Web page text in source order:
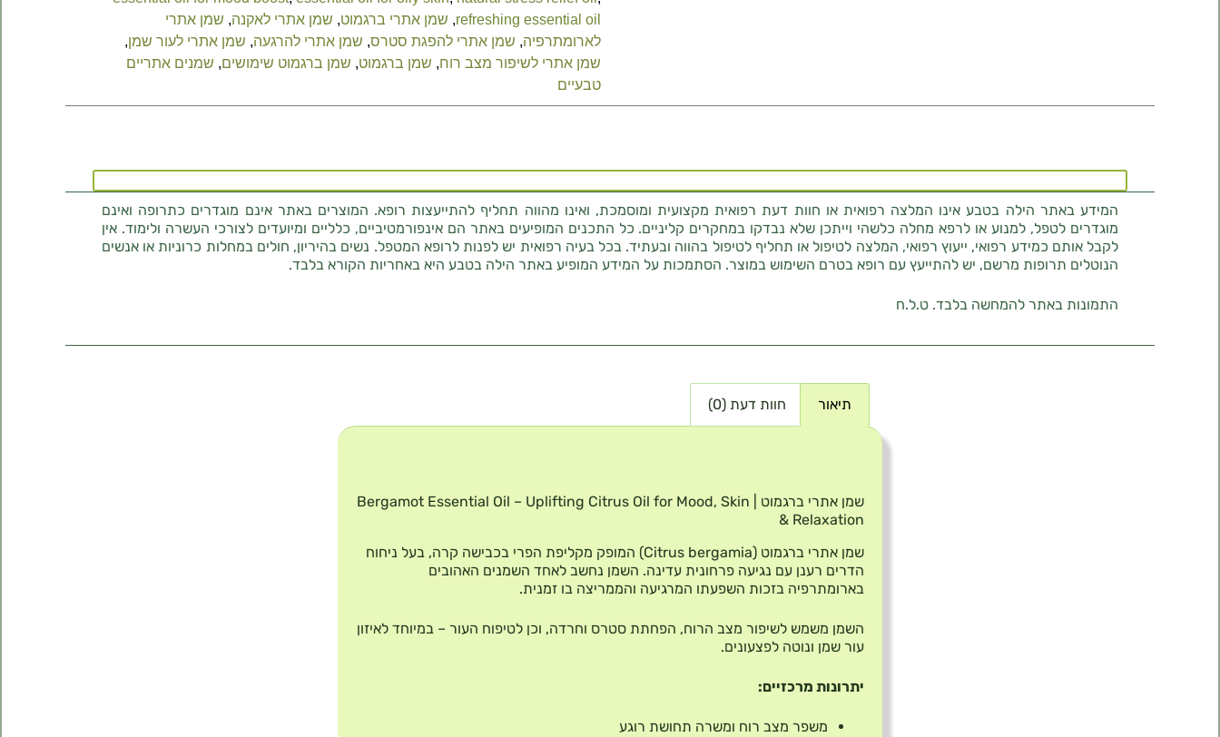
refreshing essential oil
, שמן אתרי ברגמוט, שמן אתרי לאקנה, שמן אתרי
לארומתרפיה, שמן אתרי להפגת סטרס, שמן אתרי להרגעה, שמן אתרי לעור שמן,
שמן אתרי לשיפור מצב רוח, שמן ברגמוט, שמן ברגמוט שימושים, שמנים אתריים
טבעיים
המידע באתר הילה בטבע אינו המלצה רפואית או חוות דעת רפואית מקצועית ומוסמכת, ואינו מהווה תחליף להתייעצות רופא. המוצרים באתר אינם מוגדרים כתרופה ואינם
מוגדרים לטפל, למנוע או לרפא מחלה כלשהי וייתכן שלא נבדקו במחקרים קליניים. כל התכנים המופיעים באתר הם אינפורמטיביים, כלליים ומיועדים לצורכי העשרה ולימוד. אין
לקבל אותם כמידע רפואי, ייעוץ רפואי, המלצה לטיפול או תחליף לטיפול בהווה ובעתיד. בכל בעיה רפואית יש לפנות לרופא המטפל. נשים בהיריון, חולים במחלות כרוניות או אנשים
הנוטלים תרופות מרשם, יש להתייעץ עם רופא בטרם השימוש במוצר. הסתמכות על המידע המופיע באתר הילה בטבע היא באחריות הקורא בלבד.
התמונות באתר להמחשה בלבד. ט.ל.ח
תיאור חוות דעת (0)
שמן אתרי ברגמוט | Bergamot Essential Oil – Uplifting Citrus Oil for Mood, Skin
& Relaxation
שמן אתרי ברגמוט (Citrus bergamia) המופק מקליפת הפרי בכבישה קרה, בעל ניחוח
הדרים רענן עם נגיעה פרחונית עדינה. השמן נחשב לאחד השמנים האהובים
בארומתרפיה בזכות השפעתו המרגיעה והממריצה בו זמנית.
השמן משמש לשיפור מצב הרוח, הפחתת סטרס וחרדה, וכן לטיפוח העור – במיוחד לאיזון
עור שמן ונוטה לפצעונים.
יתרונות מרכזיים:
משפר מצב רוח ומשרה תחושת רוגע